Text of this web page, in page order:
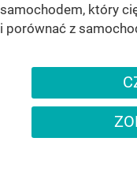
samochodem, który
i porównać z